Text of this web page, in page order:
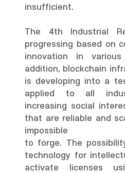
insufficient.
The 4th Industrial
progressing based on
innovation in
addition, blockchain
is developing into a
applied to all
increasing social
that are reliable and
impossible
to forge. The
technology for
activate licenses